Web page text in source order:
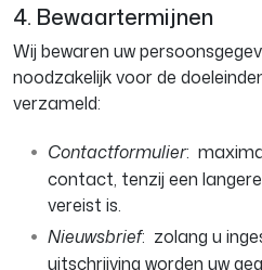
4. Bewaartermijnen
Wij bewaren uw
noodzakelijk voor de
verzameld:
Contactformulier:
contact, tenzij een
vereist is.
Nieuwsbrief: zolang u
uitschrijving worden uw